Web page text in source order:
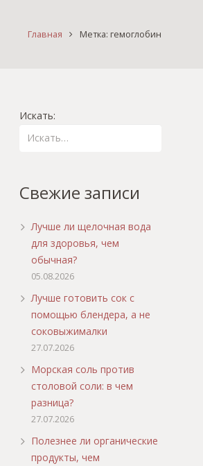
Главная Метка: гемоглобин
Искать:
Свежие записи
Лучше ли щелочная вода
для здоровья, чем
обычная?
05.08.2026
Лучше готовить сок с
помощью блендера, а не
соковыжималки
27.07.2026
Морская соль против
столовой соли: в чем
разница?
27.07.2026
Полезнее ли органические
продукты, чем